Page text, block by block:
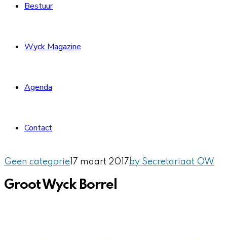
Bestuur
Wyck Magazine
Agenda
Contact
Geen categorie 17 maart 2017 by Secretariaat OW
Groot Wyck Borrel